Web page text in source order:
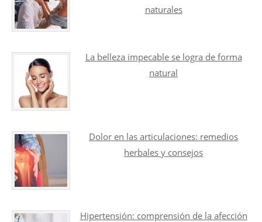
naturales
La belleza impecable se logra de forma
natural
Dolor en las articulaciones: remedios
herbales y consejos
Hipertensión: comprensión de la afección